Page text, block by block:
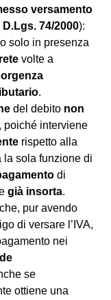
versamento
D.Lgs. 74/2000):
solo in presenza
.
del debito non
rispetto alla
di
già insorta.
pur avendo
di versare l’IVA,
nei
se
ottiene una